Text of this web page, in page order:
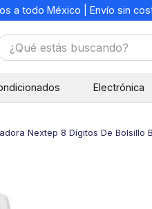
a todo México | Envío sin
estás buscando?
Electrónica
Nextep 8 Dígitos De Bolsillo